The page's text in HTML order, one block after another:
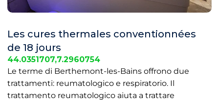
Les cures thermales conventionnées
de 18 jours
44.0351707,7.2960754
Le terme di Berthemont-les-Bains offrono due
trattamenti: reumatologico e respiratorio. Il
trattamento reumatologico aiuta a trattare